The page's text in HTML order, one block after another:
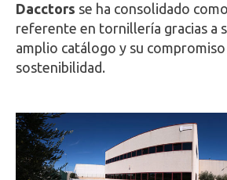
Dacctors se ha consolidado
referente en tornillería gracias a
amplio catálogo y su compromiso
sostenibilidad.